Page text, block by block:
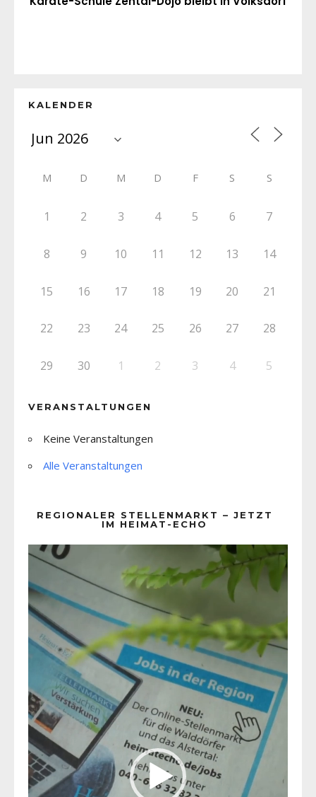
KALENDER
M D M D F S S
1 2 3 4 5 6 7
8 9 10 11 12 13 14
15 16 17 18 19 20 21
22 23 24 25 26 27 28
29 30 1 2 3 4 5
VERANSTALTUNGEN
Keine Veranstaltungen
Alle Veranstaltungen
REGIONALER STELLENMARKT – JETZT
IM HEIMAT-ECHO
Player